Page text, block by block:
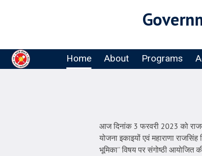
Home About Programs
आज दिनांक 3 फरवरी 2023 को
योजना इकाइयों एवं महाराणा
भूमिका” विषय पर संगोष्ठी आयोजित